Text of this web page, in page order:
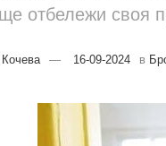
отбележи своя
16-09-2024 в